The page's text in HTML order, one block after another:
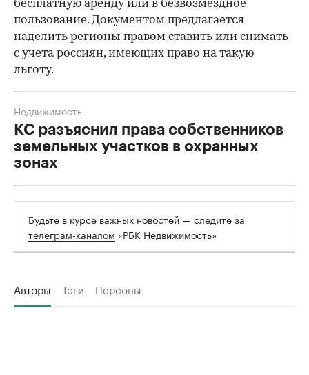
бесплатную аренду или в безвозмездное
пользование. Документом предлагается
наделить регионы правом ставить или снимать
с учета россиян, имеющих право на такую
льготу.
КС разъяснил права собственников
земельных участков в охранных
зонах
Недвижимость
Будьте в курсе важных новостей — следите за
телеграм-каналом «РБК Недвижимость»
Авторы Теги Персоны